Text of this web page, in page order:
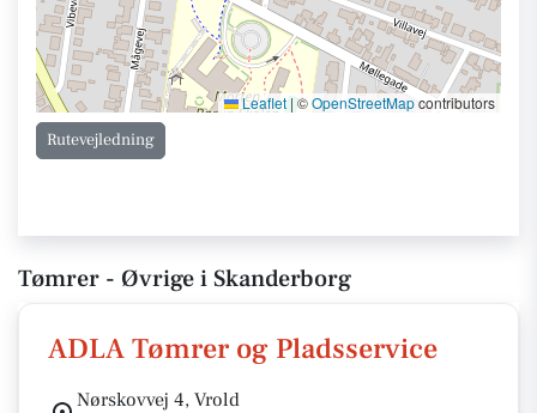
Leaflet|©OpenStreetMapcontributors
Rutevejledning
Tømrer - Øvrige i Skanderborg
ADLA Tømrer og Pladsservice
Nørskovvej 4, Vrold